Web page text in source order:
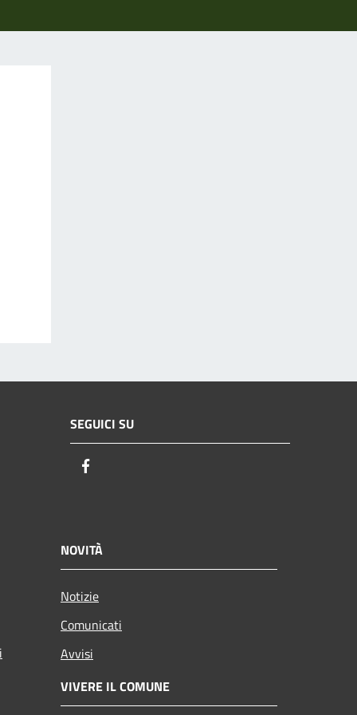
SEGUICI SU
NOVITÀ
Notizie
Comunicati
Avvisi
VIVERE IL COMUNE